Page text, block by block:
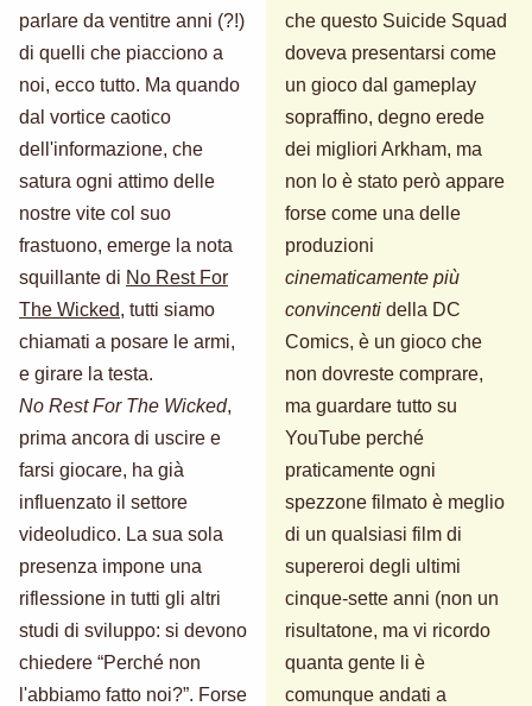
parlare da ventitre anni (?!)
di quelli che piacciono a
noi, ecco tutto. Ma quando
dal vortice caotico
dell'informazione, che
satura ogni attimo delle
nostre vite col suo
frastuono, emerge la nota
squillante di No Rest For
The Wicked, tutti siamo
chiamati a posare le armi,
e girare la testa.
No Rest For The Wicked,
prima ancora di uscire e
farsi giocare, ha già
influenzato il settore
videoludico. La sua sola
presenza impone una
riflessione in tutti gli altri
studi di sviluppo: si devono
chiedere “Perché non
l'abbiamo fatto noi?”. Forse
che questo Suicide Squad
doveva presentarsi come
un gioco dal gameplay
sopraffino, degno erede
dei migliori Arkham, ma
non lo è stato però appare
forse come una delle
produzioni
cinematicamente più
convincenti della DC
Comics, è un gioco che
non dovreste comprare,
ma guardare tutto su
YouTube perché
praticamente ogni
spezzone filmato è meglio
di un qualsiasi film di
supereroi degli ultimi
cinque-sette anni (non un
risultatone, ma vi ricordo
quanta gente li è
comunque andati a